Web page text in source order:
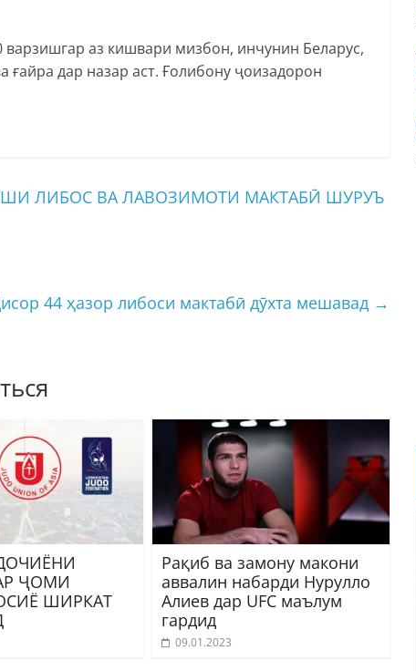
аз кишвари мизбон, инчунин Беларус,
дар назар аст. Ғолибону ҷоизадорон
ЛИБОС ВА ЛАВОЗИМОТИ МАКТАБӢ ШУРУЪ
44 ҳазор либоси мактабӣ дӯхта мешавад →
ҶОМИ
ШИРКАТ
Рақиб ва замону макони
аввалин набарди Нурулло
Алиев дар UFC маълум
гардид
09.01.2023